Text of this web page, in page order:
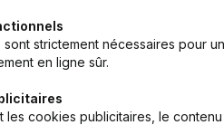
Seven
Publication
strictement nécessaires pour
en ligne sûr.
les cookies publicitaires, le